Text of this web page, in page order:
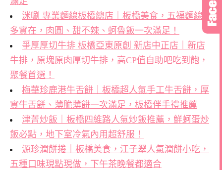
洣唰 專業麵線板橋總店｜板橋美食，五福麵線料
多實在，肉圓、甜不辣、蚵魯飯一次滿足！
爭厚厚切牛排 板橋亞東原創 新店中正店｜新店
牛排，原塊原肉厚切牛排，高CP值自助吧吃到飽，
聚餐首選！
梅華珍鹿港牛舌餅｜板橋超人氣手工牛舌餅，厚
實牛舌餅、薄脆薄餅一次滿足，板橋伴手禮推薦
津菁炒飯｜板橋四維路人氣炒飯推薦，鮮蚵蛋炒
飯必點，地下室冷氣內用超舒服！
源珍潤餅捲｜板橋美食，江子翠人氣潤餅小吃，
五種口味現點現做，下午茶晚餐都適合